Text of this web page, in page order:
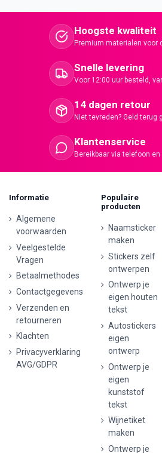
Hoogste kwaliteit
Premium materialen voor
Snelle levering
Voor 12:00 uur besteld,
14 dagen retour
Niet tevreden? Geld terug
Klantenservice
Bereikbaar via telefoon en
Informatie
Algemene
voorwaarden
Veelgestelde
Vragen
Betaalmethodes
Contactgegevens
Verzenden en
retourneren
Klachten
Privacyverklaring
AVG/GDPR
Populaire
producten
Naamsticker
maken
Stickers zelf
ontwerpen
Ontwerp je
eigen houten
tekst
Autostickers
eigen
ontwerp
Ontwerp je
eigen
kunststof
tekst
Wijnetiket
maken
Ontwerp je